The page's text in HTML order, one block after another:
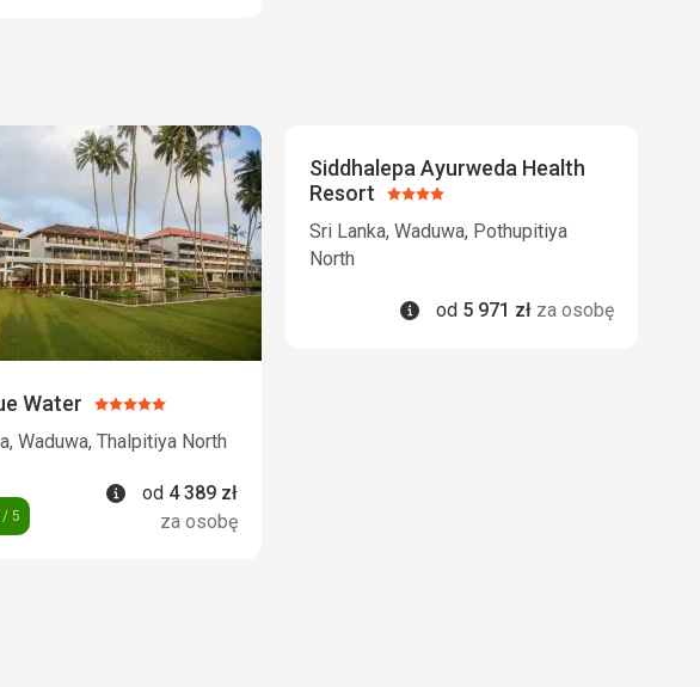
Water Ocena:
5/5
Waduwa, Thalpitiya North
/ 5
Informacje
od 4 389 zł
za osobę
Siddhalepa Ayurweda Health
Resort Ocena:
4/5
Sri Lanka, Waduwa, Pothupitiya
North
Informacje
od 5 971 zł za osobę